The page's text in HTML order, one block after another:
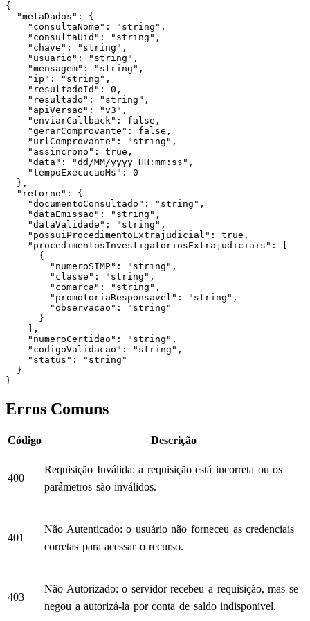
{
  "metaDados": {
    "consultaNome": "string",
    "consultaUid": "string",
    "chave": "string",
    "usuario": "string",
    "mensagem": "string",
    "ip": "string",
    "resultadoId": 0,
    "resultado": "string",
    "apiVersao": "v3",
    "enviarCallback": false,
    "gerarComprovante": false,
    "urlComprovante": "string",
    "assincrono": true,
    "data": "dd/MM/yyyy HH:mm:ss",
    "tempoExecucaoMs": 0
  },
  "retorno": {
    "documentoConsultado": "string",
    "dataEmissao": "string",
    "dataValidade": "string",
    "possuiProcedimentoExtrajudicial": true,
    "procedimentosInvestigatoriosExtrajudiciais": [
      {
        "numeroSIMP": "string",
        "classe": "string",
        "comarca": "string",
        "promotoriaResponsavel": "string",
        "observacao": "string"
      }
    ],
    "numeroCertidao": "string",
    "codigoValidacao": "string",
    "status": "string"
  }
}
Erros Comuns
Código Descrição
400
Requisição Inválida: a requisição está incorreta ou os
parâmetros são inválidos.
401
Não Autenticado: o usuário não forneceu as credenciais
corretas para acessar o recurso.
403
Não Autorizado: o servidor recebeu a requisição, mas se
negou a autorizá-la por conta de saldo indisponível.